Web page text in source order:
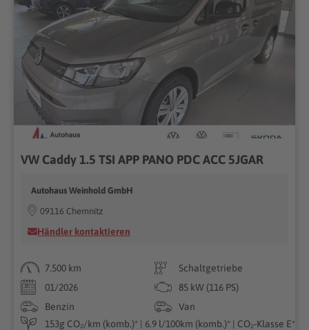
VW Caddy 1.5 TSI APP PANO PDC ACC 5JGAR
Autohaus Weinhold GmbH
09116 Chemnitz
Händler kontaktieren
7.500 km
Schaltgetriebe
01/2026
85 kW (116 PS)
Benzin
Van
153g CO₂/km (komb.)* | 6.9 l/100km (komb.)* | CO₂-Klasse E*